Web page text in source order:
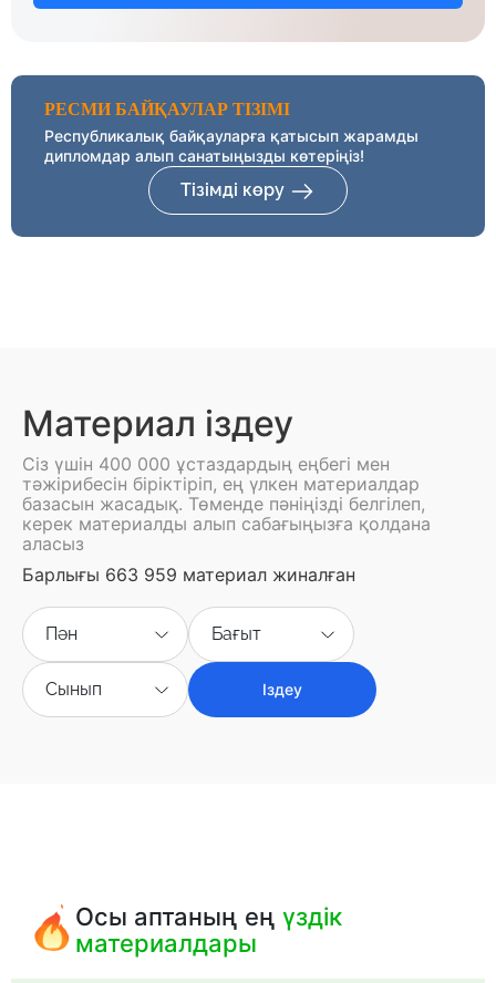
РЕСМИ БАЙҚАУЛАР ТІЗІМІ
Республикалық байқауларға қатысып жарамды
дипломдар алып санатыңызды көтеріңіз!
Тізімді көру
Материал іздеу
Сіз үшін 400 000 ұстаздардың еңбегі мен
тәжірибесін біріктіріп, ең үлкен материалдар
базасын жасадық. Төменде пәніңізді белгілеп,
керек материалды алып сабағыңызға қолдана
аласыз
Барлығы 663 959 материал жиналған
Пән Бағыт
Сынып Іздеу
Осы аптаның еңүздік
материалдары